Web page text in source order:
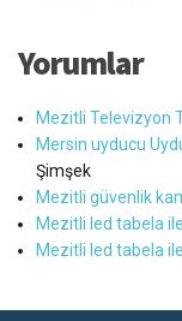
Yorumlar
Mezitli Televizyon
Mersin uyducu
Şimşek
Mezitli güvenlik
Mezitli led tabela ile
Mezitli led tabela ile